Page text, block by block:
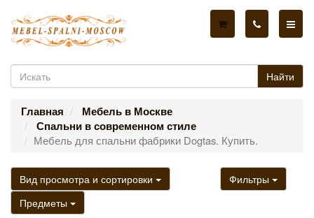
Найти
Главная
Мебель в Москве
Спальни в современном стиле
Мебель для спальни фабрики Dogtas. Купить.
Вид просмотра и сортировки
Фильтры
Предметы